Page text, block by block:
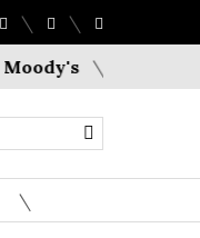
Вооруженное